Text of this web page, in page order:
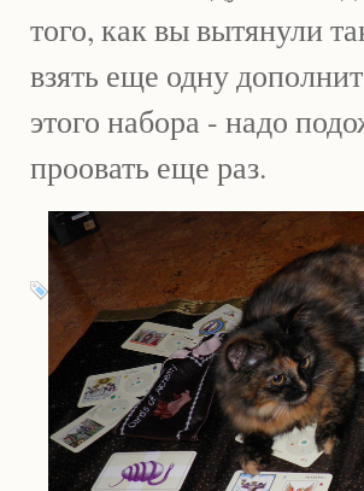
того, как вы вытянули
взять еще одну
этого набора - надо
проовать еще раз.